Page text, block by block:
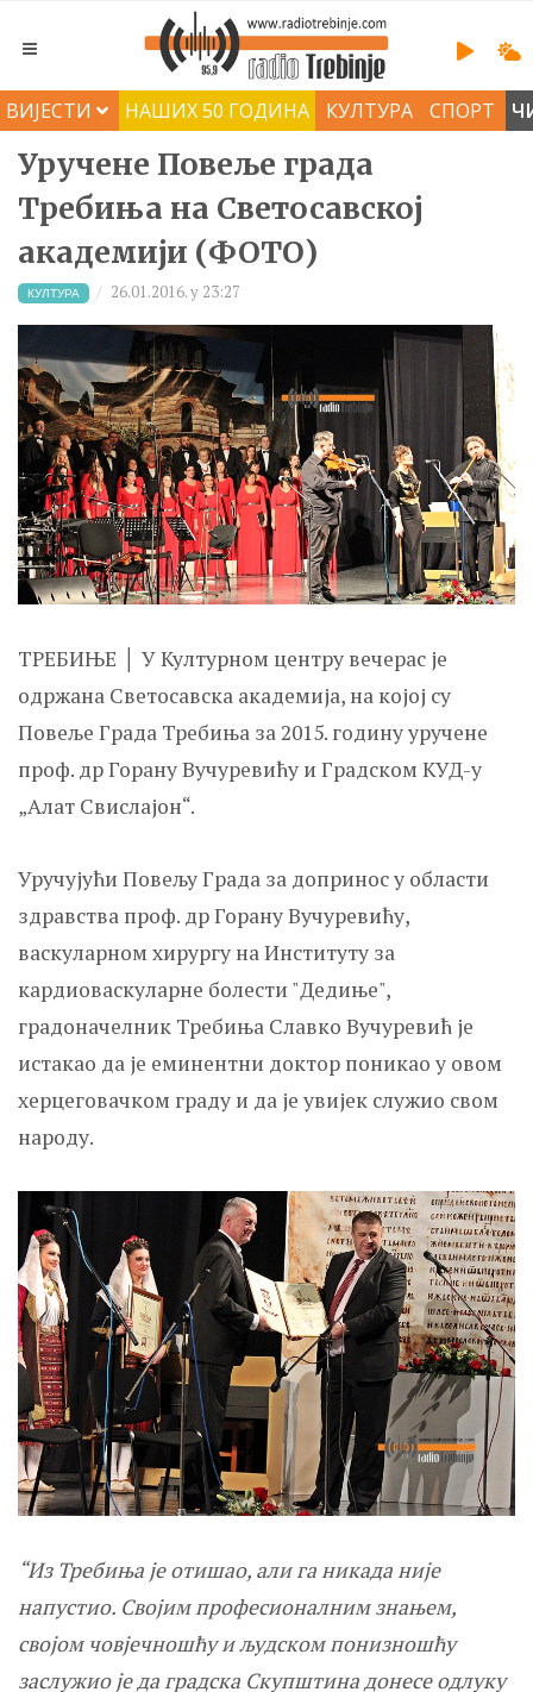
ВИЈЕСТИ НАШИХ 50 ГОДИНА КУЛТУРА СПОРТ
Уручене Повеље града
Требиња на Светосавској
академији (ФОТО)
КУЛТУРА 26.01.2016. у 23:27
ТРЕБИЊЕ │ У Културном центру вечерас је
одржана Светосавска академија, на којој су
Повеље Града Требиња за 2015. годину уручене
проф. др Горану Вучуревићу и Градском КУД-у
„Алат Свислајон“.
Уручујући Повељу Града за допринос у области
здравства проф. др Горану Вучуревићу,
васкуларном хирургу на Институту за
кардиоваскуларне болести "Дедиње",
градоначелник Требиња Славко Вучуревић је
истакао да је еминентни доктор поникао у овом
херцеговачком граду и да је увијек служио свом
народу.
“Из Требиња је отишао, али га никада није
напустио. Својим професионалним знањем,
својом човјечношћу и људском понизношћу
заслужио је да градска Скупштина донесе одлуку